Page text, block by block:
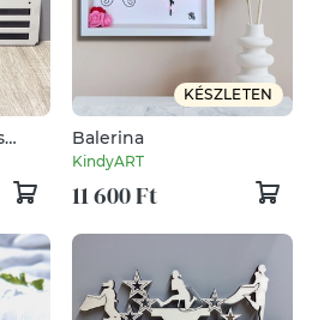
KÉSZLETEN
Balerina
KindyART
11 600 Ft